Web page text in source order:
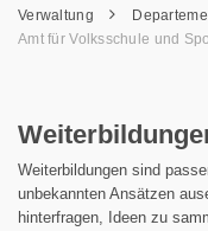
Inhalt
Kontakt
Inhalt
Pfadnavigation
Verwaltung
Amt für Volksschule und
Weiterbildungen sind
unbekannten Ansätzen
hinterfragen, Ideen zu